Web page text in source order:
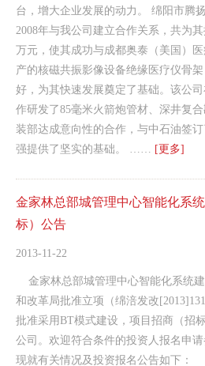
台，增大企业发展的动力。 绵阳市腾
2008年与我公司建立合作关系，共为
万元，使其成功与成都奥泰（美国）
产的核磁共振影像设备绝缘医疗仪骨
好，为其快速发展奠定了基础。该公
作研发了85毫米火箭炮管材、深井复
装部达成意向性的合作，与中石油签
强提供了坚实的基础。 …… [更多]
金家林总部城管理中心智能化系
标）公告
2013-11-22
金家林总部城管理中心智能化系统
和改革局批准立项（绵涪发改
批准采用BT模式建设，项目招商（招
公司。欢迎符合条件的投资人报名申
现就有关情况及投资报名公告如下